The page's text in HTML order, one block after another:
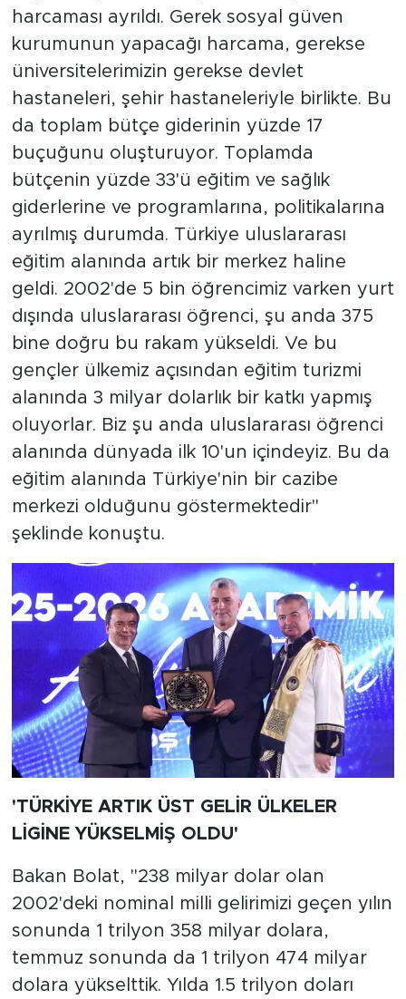
harcaması ayrıldı. Gerek sosyal güven
kurumunun yapacağı harcama, gerekse
üniversitelerimizin gerekse devlet
hastaneleri, şehir hastaneleriyle birlikte. Bu
da toplam bütçe giderinin yüzde 17
buçuğunu oluşturuyor. Toplamda
bütçenin yüzde 33'ü eğitim ve sağlık
giderlerine ve programlarına, politikalarına
ayrılmış durumda. Türkiye uluslararası
eğitim alanında artık bir merkez haline
geldi. 2002'de 5 bin öğrencimiz varken yurt
dışında uluslararası öğrenci, şu anda 375
bine doğru bu rakam yükseldi. Ve bu
gençler ülkemiz açısından eğitim turizmi
alanında 3 milyar dolarlık bir katkı yapmış
oluyorlar. Biz şu anda uluslararası öğrenci
alanında dünyada ilk 10'un içindeyiz. Bu da
eğitim alanında Türkiye'nin bir cazibe
merkezi olduğunu göstermektedir"
şeklinde konuştu.
'TÜRKİYE ARTIK ÜST GELİR ÜLKELER
LİGİNE YÜKSELMİŞ OLDU'
Bakan Bolat, "238 milyar dolar olan
2002'deki nominal milli gelirimizi geçen yılın
sonunda 1 trilyon 358 milyar dolara,
temmuz sonunda da 1 trilyon 474 milyar
dolara yükselttik. Yılda 1.5 trilyon doları